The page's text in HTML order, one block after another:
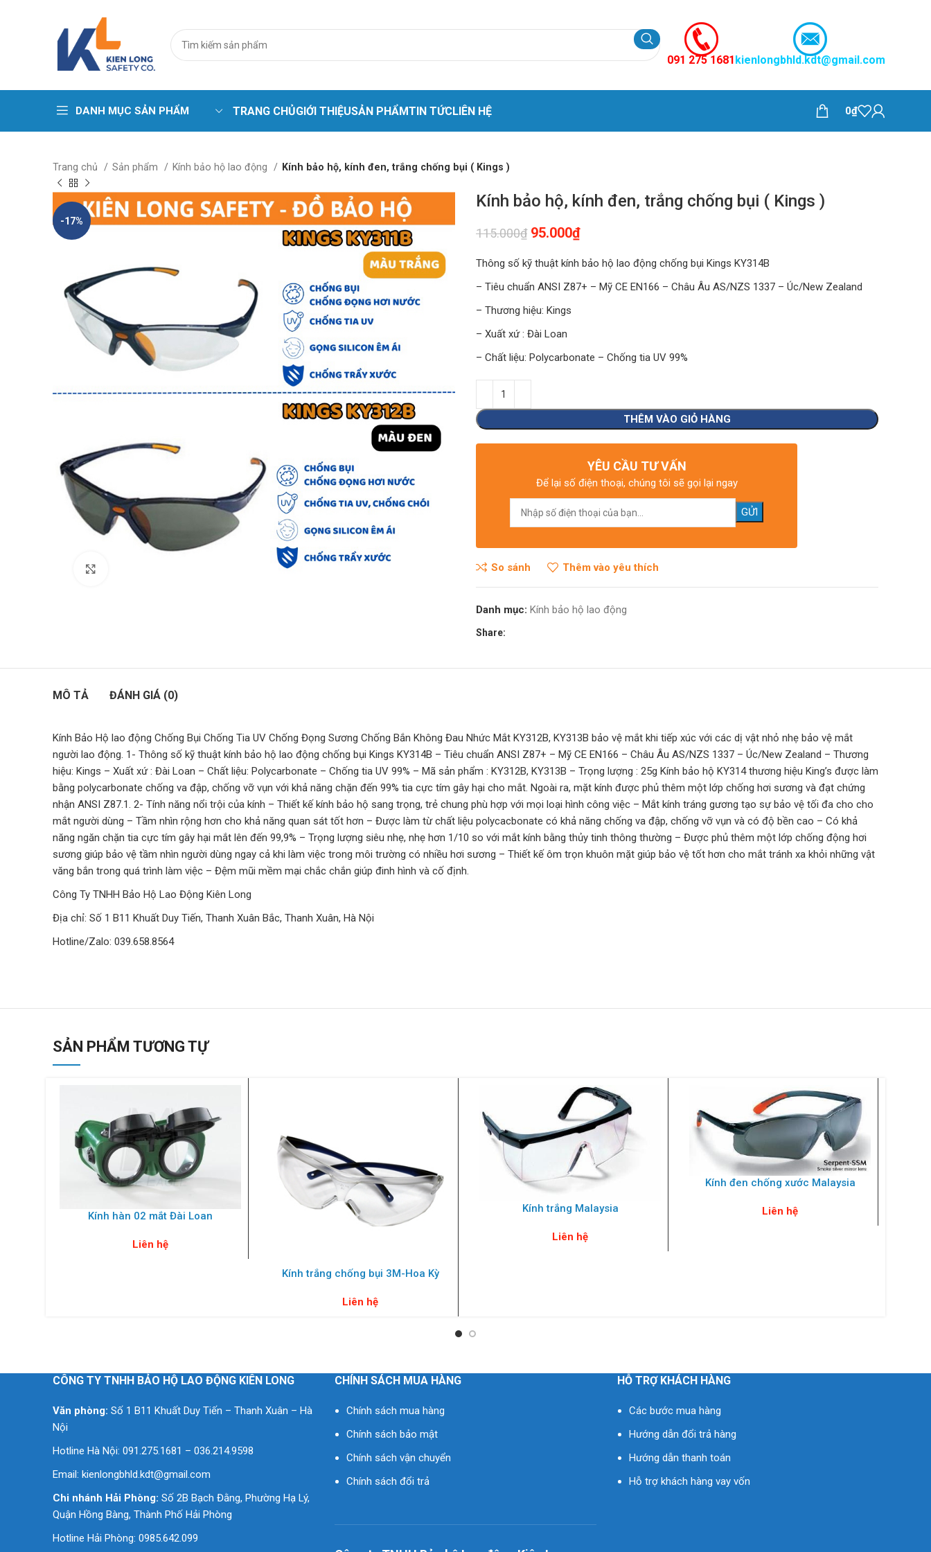
091 275 1681kienlongbhld.kdt@gmail.com
DANH MỤC SẢN PHẨM
Trang phục cá nhân
Áo gile kỹ thuật
Áo lưới phản quang
Quần áo chịu hóa chất
Quần áo chịu nhiệt cách
nhiệt
Quần áo chống điện từ
Quần áo mưa
TRANG CHỦGIỚI THIỆUSẢN PHẨMTIN TỨCLIÊN HỆ 0₫
Trang chủ Sản phẩm Kính bảo hộ lao động Kính bảo hộ, kính đen, trắng chống bụi ( Kings )
-17%
Kính bảo hộ, kính đen, trắng chống bụi ( Kings )
115.000₫ 95.000₫
Thông số kỹ thuật kính bảo hộ lao động chống bụi Kings KY314B
– Tiêu chuẩn ANSI Z87+ – Mỹ CE EN166 – Châu Âu AS/NZS 1337 – Úc/New Zealand
– Thương hiệu: Kings
– Xuất xứ : Đài Loan
– Chất liệu: Polycarbonate – Chống tia UV 99%
THÊM VÀO GIỎ HÀNG
YÊU CẦU TƯ VẤN
Để lại số điện thoại, chúng tôi sẽ gọi lại ngay
So sánh Thêm vào yêu thích
Danh mục: Kính bảo hộ lao động
Share:
MÔ TẢ ĐÁNH GIÁ (0)
Kính Bảo Hộ lao động Chống Bụi Chống Tia UV Chống Đọng Sương Chống Bắn Không Đau Nhức Mắt KY312B, KY313B bảo vệ mắt khi tiếp xúc với các dị vật nhỏ nhẹ bảo vệ mắt
người lao động. 1- Thông số kỹ thuật kính bảo hộ lao động chống bụi Kings KY314B – Tiêu chuẩn ANSI Z87+ – Mỹ CE EN166 – Châu Âu AS/NZS 1337 – Úc/New Zealand – Thương
hiệu: Kings – Xuất xứ : Đài Loan – Chất liệu: Polycarbonate – Chống tia UV 99% – Mã sản phẩm : KY312B, KY313B – Trọng lượng : 25g Kính bảo hộ KY314 thương hiệu King’s được làm
bằng polycarbonate chống va đập, chống vỡ vụn với khả năng chặn đến 99% tia cực tím gây hại cho mắt. Ngoài ra, mặt kính được phủ thêm một lớp chống hơi sương và đạt chứng
nhận ANSI Z87.1. 2- Tính năng nổi trội của kính – Thiết kế kính bảo hộ sang trọng, trẻ chung phù hợp với mọi loại hình công việc – Mắt kính tráng gương tạo sự bảo vệ tối đa cho cho
mắt người dùng – Tầm nhìn rộng hơn cho khả năng quan sát tốt hơn – Được làm từ chất liệu polycacbonate có khả năng chống va đập, chống vỡ vụn và có độ bền cao – Có khả
năng ngăn chặn tia cực tím gây hại mắt lên đến 99,9% – Trọng lượng siêu nhẹ, nhẹ hơn 1/10 so với mắt kính bằng thủy tinh thông thường – Được phủ thêm một lớp chống động hơi
sương giúp bảo vệ tầm nhìn người dùng ngay cả khi làm việc trong môi trường có nhiều hơi sương – Thiết kế ôm trọn khuôn mặt giúp bảo vệ tốt hơn cho mắt tránh xa khỏi những vật
văng bắn trong quá trình làm việc – Đệm mũi mềm mại chắc chắn giúp đinh hình và cố định.
Công Ty TNHH Bảo Hộ Lao Động Kiên Long
Địa chỉ: Số 1 B11 Khuất Duy Tiến, Thanh Xuân Bắc, Thanh Xuân, Hà Nội
Hotline/Zalo: 039.658.8564
SẢN PHẨM TƯƠNG TỰ
Kính hàn 02 mắt Đài Loan
Liên hệ
Kính trắng chống bụi 3M-Hoa Kỳ
Liên hệ
Kính trắng Malaysia
Liên hệ
Kính đen chống xước Malaysia
Liên hệ
CÔNG TY TNHH BẢO HỘ LAO ĐỘNG KIÊN LONG
Văn phòng: Số 1 B11 Khuất Duy Tiến – Thanh Xuân – Hà
Nội
Hotline Hà Nội: 091.275.1681 – 036.214.9598
Email: kienlongbhld.kdt@gmail.com
Chi nhánh Hải Phòng: Số 2B Bạch Đằng, Phường Hạ Lý,
Quận Hồng Bàng, Thành Phố Hải Phòng
Hotline Hải Phòng: 0985.642.099
CHÍNH SÁCH MUA HÀNG
Chính sách mua hàng
Chính sách bảo mật
Chính sách vận chuyển
Chính sách đổi trả
HỖ TRỢ KHÁCH HÀNG
Các bước mua hàng
Hướng dẫn đổi trả hàng
Hướng dẫn thanh toán
Hỗ trợ khách hàng vay vốn